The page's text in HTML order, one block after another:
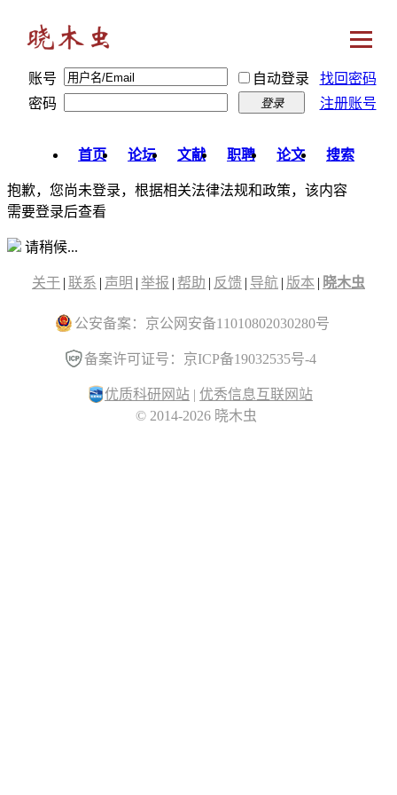
账号 自动登录
找回密码
密码
登录 注册账号
首页 论坛 文献 职聘 论文 搜索
抱歉，您尚未登录，根据相关法律法规和政策，该内容
需要登录后查看
请稍候...
关于 | 联系 | 声明 | 举报 | 帮助 | 反馈 | 导航 | 版本 | 晓木虫
公安备案：京公网安备11010802030280号
备案许可证号：京ICP备19032535号-4
优质科研网站 | 优秀信息互联网站
© 2014-2026 晓木虫